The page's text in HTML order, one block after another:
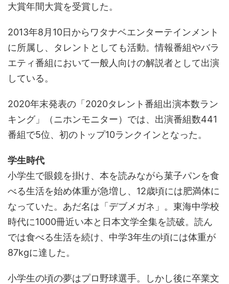
大賞年間大賞を受賞した。
2013年8月10日からワタナベエンターテインメント
に所属し、タレントとしても活動。情報番組やバラ
エティ番組において一般人向けの解説者として出演
している。
2020年末発表の「2020タレント番組出演本数ラン
キング」（ニホンモニター）では、出演番組数441
番組で5位、初のトップ10ランクインとなった。
学生時代
小学生で眼鏡を掛け、本を読みながら菓子パンを食
べる生活を始め体重が急増し、12歳頃には肥満体に
なっていた。あだ名は「デブメガネ」。東海中学校
時代に1000冊近い本と日本文学全集を読破。読ん
では食べる生活を続け、中学3年生の頃には体重が
87kgに達した。
小学生の頃の夢はプロ野球選手。しかし後に卒業文